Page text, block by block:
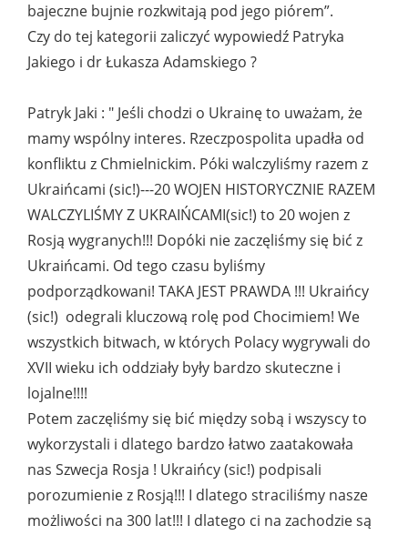
bajeczne bujnie rozkwitają pod jego piórem”.
Czy do tej kategorii zaliczyć wypowiedź Patryka
Jakiego i dr Łukasza Adamskiego ?
Patryk Jaki : " Jeśli chodzi o Ukrainę to uważam, że
mamy wspólny interes. Rzeczpospolita upadła od
konfliktu z Chmielnickim. Póki walczyliśmy razem z
Ukraińcami (sic!)---20 WOJEN HISTORYCZNIE RAZEM
WALCZYLIŚMY Z UKRAIŃCAMI(sic!) to 20 wojen z
Rosją wygranych!!! Dopóki nie zaczęliśmy się bić z
Ukraińcami. Od tego czasu byliśmy
podporządkowani! TAKA JEST PRAWDA !!! Ukraińcy
(sic!) odegrali kluczową rolę pod Chocimiem! We
wszystkich bitwach, w których Polacy wygrywali do
XVII wieku ich oddziały były bardzo skuteczne i
lojalne!!!!
Potem zaczęliśmy się bić między sobą i wszyscy to
wykorzystali i dlatego bardzo łatwo zaatakowała
nas Szwecja Rosja ! Ukraińcy (sic!) podpisali
porozumienie z Rosją!!! I dlatego straciliśmy nasze
możliwości na 300 lat!!! I dlatego ci na zachodzie są